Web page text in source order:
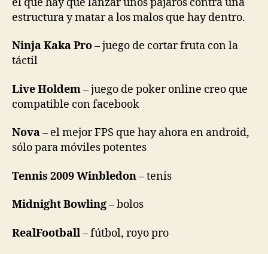
estructura y matar a los malos que hay dentro.
Ninja Kaka Pro– juego de cortar fruta con la
táctil
Live Holdem– juego de poker online creo que
compatible con facebook
Nova– el mejor FPS que hay ahora en android,
sólo para móviles potentes
Tennis 2009 Winbledon– tenis
Midnight Bowling– bolos
RealFootball– fútbol, royo pro